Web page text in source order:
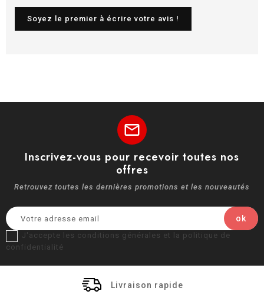
Soyez le premier à écrire votre avis !
mail
Inscrivez-vous pour recevoir toutes nos
offres
Retrouvez toutes les dernières promotions et les nouveautés
J'accepte les conditions générales et la politique de
confidentialité
Livraison rapide